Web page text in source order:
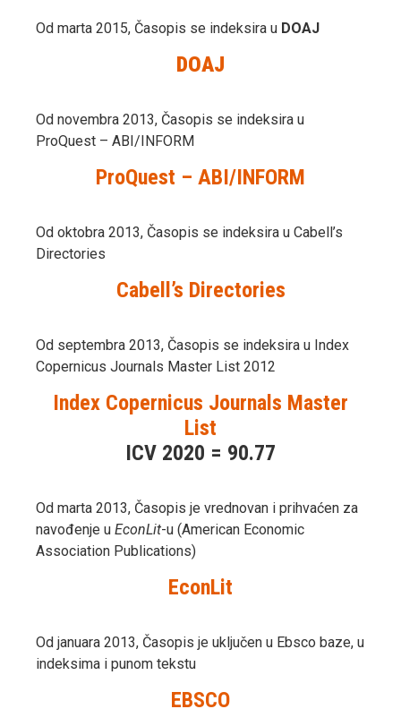
Od marta 2015, Časopis se indeksira u DOAJ
DOAJ
Od novembra 2013, Časopis se indeksira u
ProQuest – ABI/INFORM
ProQuest – ABI/INFORM
Od oktobra 2013, Časopis se indeksira u Cabell’s
Directories
Cabell’s Directories
Od septembra 2013, Časopis se indeksira u Index
Copernicus Journals Master List 2012
Index Copernicus Journals Master
List
ICV 2020 = 90.77
Od marta 2013, Časopis je vrednovan i prihvaćen za
navođenje u EconLit-u (American Economic
Association Publications)
EconLit
Od januara 2013, Časopis je uključen u Ebsco baze, u
indeksima i punom tekstu
EBSCO